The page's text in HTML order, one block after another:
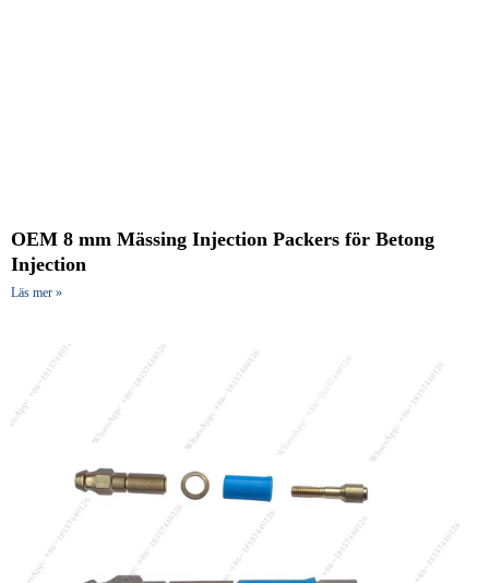
OEM 8 mm Mässing Injection Packers för Betong
Injection
Läs mer »